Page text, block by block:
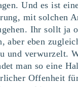
Und es ist
mit solchen
Ihr sollt ja
aber eben
und verwurzelt.
man so eine
Offenheit